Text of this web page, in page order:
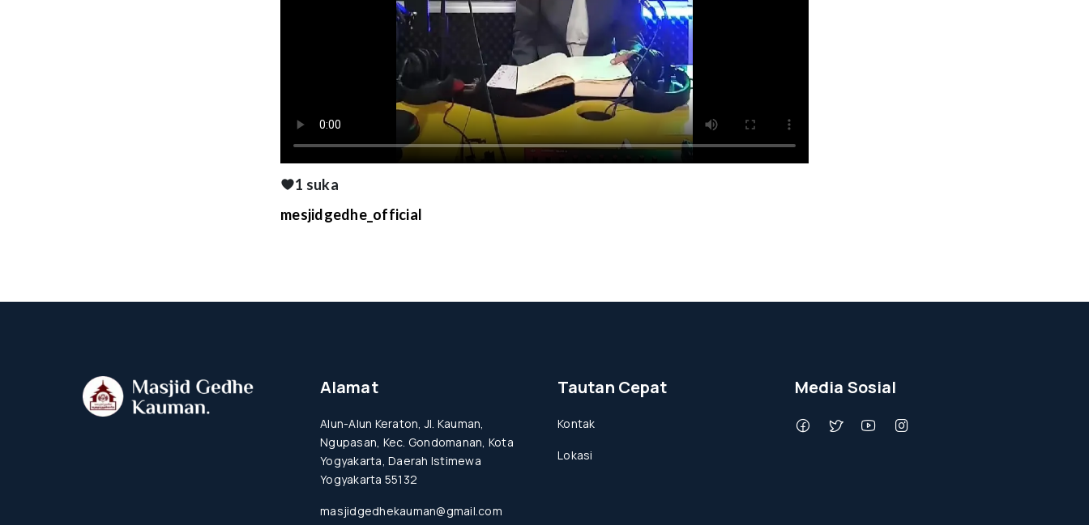
1 suka
mesjidgedhe_official
Alamat
Alun-Alun Keraton, Jl. Kauman,
Ngupasan, Kec. Gondomanan, Kota
Yogyakarta, Daerah Istimewa
Yogyakarta 55132
masjidgedhekauman@gmail.com
Tautan Cepat
Kontak
Lokasi
Media Sosial